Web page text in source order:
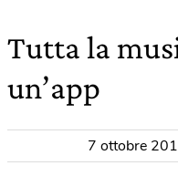
Tutta la
un’app
7 ottobre